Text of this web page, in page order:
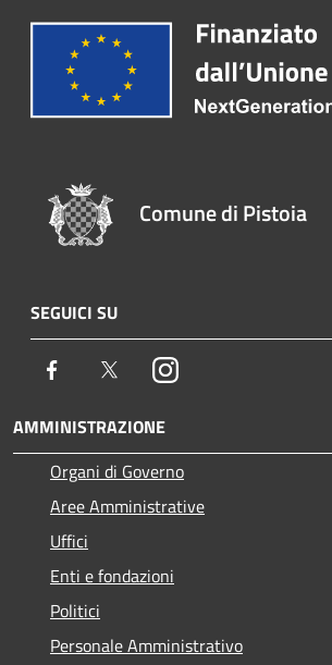
Comune di Pistoia
SEGUICI SU
Facebook TwitterInstagram
AMMINISTRAZIONE
Organi di Governo
Aree Amministrative
Uffici
Enti e fondazioni
Politici
Personale Amministrativo